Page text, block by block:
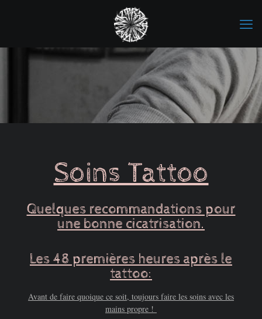
Soins Tattoo
Quelques recommandations pour
une bonne cicatrisation.
Les 48 premières heures après le
tattoo:
Avant de faire quoique ce soit, toujours faire les soins avec les
mains propre !